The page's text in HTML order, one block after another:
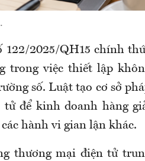
122/2025/QH15 chính
trong việc thiết lập
số. Luật tạo cơ sở
để kinh doanh hàng
hành vi gian lận khác.
thương mại điện tử